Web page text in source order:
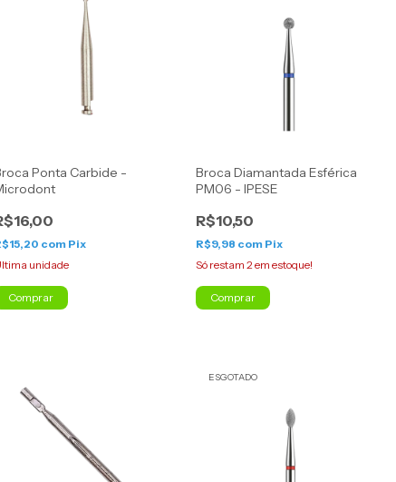
Ponta Carbide -
com Pix
unidade
Comprar
Broca Diamantada Esférica
PM06 - IPESE
R$10,50
R$9,98 com Pix
Só restam 2 em estoque!
ESGOTADO